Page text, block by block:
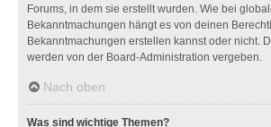
Forums, in dem sie erstellt wurden. Wie bei
Bekanntmachungen hängt es von deinen
Bekanntmachungen erstellen kannst oder nicht.
werden von der Board-Administration vergeben.
Nach oben
Was sind wichtige Themen?